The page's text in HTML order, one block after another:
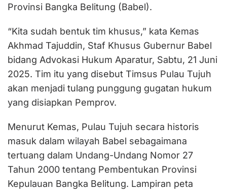
Provinsi Bangka Belitung (Babel).
“Kita sudah bentuk tim khusus,” kata Kemas
Akhmad Tajuddin, Staf Khusus Gubernur Babel
bidang Advokasi Hukum Aparatur, Sabtu, 21 Juni
2025. Tim itu yang disebut Timsus Pulau Tujuh
akan menjadi tulang punggung gugatan hukum
yang disiapkan Pemprov.
Menurut Kemas, Pulau Tujuh secara historis
masuk dalam wilayah Babel sebagaimana
tertuang dalam Undang-Undang Nomor 27
Tahun 2000 tentang Pembentukan Provinsi
Kepulauan Bangka Belitung. Lampiran peta